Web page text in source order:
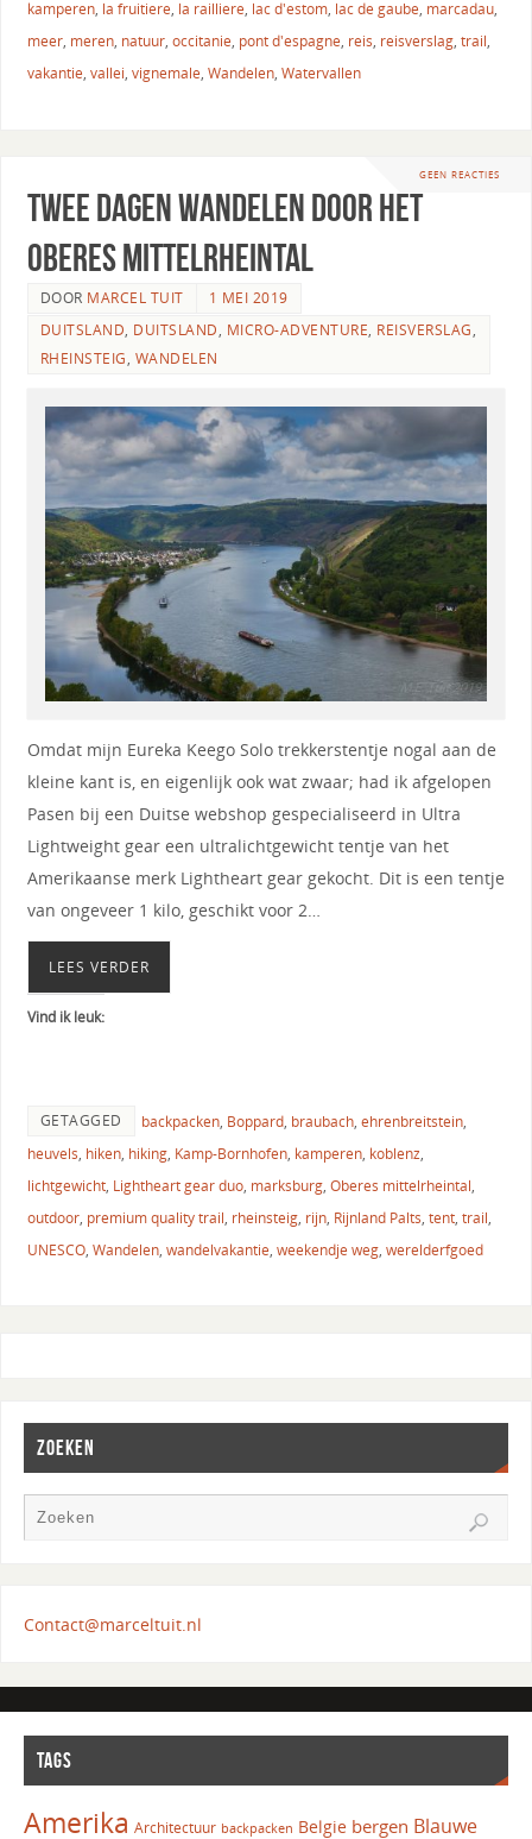
kamperen, la fruitiere, la railliere, lac d'estom, lac de gaube, marcadau,
meer, meren, natuur, occitanie, pont d'espagne, reis, reisverslag, trail,
vakantie, vallei, vignemale, Wandelen, Watervallen
GEEN REACTIES
Twee dagen wandelen door het
Oberes Mittelrheintal
DOOR MARCEL TUIT
1 MEI 2019
DUITSLAND, DUITSLAND, MICRO-ADVENTURE, REISVERSLAG,
RHEINSTEIG, WANDELEN
Omdat mijn Eureka Keego Solo trekkerstentje nogal aan de
kleine kant is, en eigenlijk ook wat zwaar; had ik afgelopen
Pasen bij een Duitse webshop gespecialiseerd in Ultra
Lightweight gear een ultralichtgewicht tentje van het
Amerikaanse merk Lightheart gear gekocht. Dit is een tentje
van ongeveer 1 kilo, geschikt voor 2…
LEES VERDER
Vind ik leuk:
GETAGGED backpacken, Boppard, braubach, ehrenbreitstein,
heuvels, hiken, hiking, Kamp-Bornhofen, kamperen, koblenz,
lichtgewicht, Lightheart gear duo, marksburg, Oberes mittelrheintal,
outdoor, premium quality trail, rheinsteig, rijn, Rijnland Palts, tent, trail,
UNESCO, Wandelen, wandelvakantie, weekendje weg, werelderfgoed
ZOEKEN
Contact@marceltuit.nl
TAGS
Amerika Architectuur backpacken Belgie bergen Blauwe